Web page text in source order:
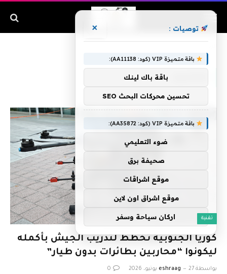
تقنية
كوريا الجنوبية تخطط لتدريب الجيش بأكمله
ليكونوا “محاربين بطائرات بدون طيار”
بواسطة eshraag 27 يونيو، 2026 0
توصيات : ×
باقة متميزة VIP (كود: AA11138):
باقة باك لينك
تحسين محركات البحث SEO
باقة متميزة VIP (كود: AA35872):
ضوء التعليمي
صحيفة برق
موقع اشراقات
موقع اشراق اون لاين
اركان سياحة وسفر